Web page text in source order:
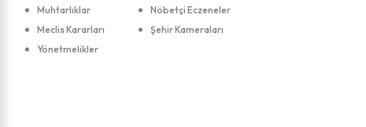
Muhtarlıklar
Meclis Kararları
Yönetmelikler
Nöbetçi Eczeneler
Şehir Kameraları